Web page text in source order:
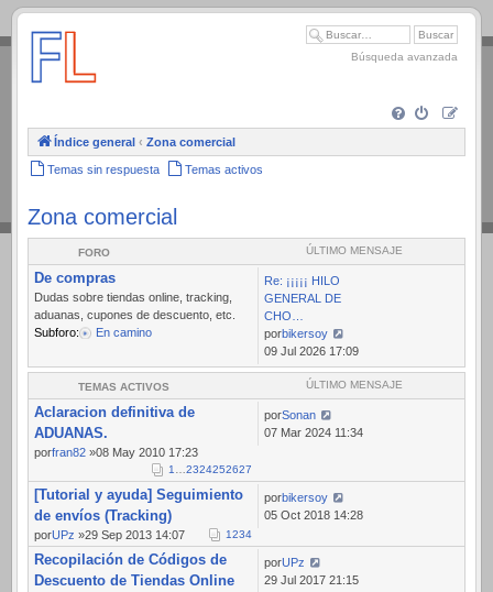
.
Búsqueda avanzada
Índice general ‹ Zona comercial
Temas sin respuesta Temas activos
Zona comercial
FORO ÚLTIMO MENSAJE
De compras
Dudas sobre tiendas online, tracking,
aduanas, cupones de descuento, etc.
Subforo:
En camino
Re: ¡¡¡¡¡ HILO
GENERAL DE
CHO…
porbikersoy
Ver
último
mensaje
09 Jul 2026 17:09
TEMAS ACTIVOS ÚLTIMO MENSAJE
Aclaracion definitiva de
ADUANAS.
porfran82 »08 May 2010 17:23
1 2324252627
porSonan
07 Mar 2024 11:34
[Tutorial y ayuda] Seguimiento
de envíos (Tracking)
porUPz »29 Sep 2013 14:07 1234
porbikersoy
05 Oct 2018 14:28
Recopilación de Códigos de
Descuento de Tiendas Online
porUPz
29 Jul 2017 21:15